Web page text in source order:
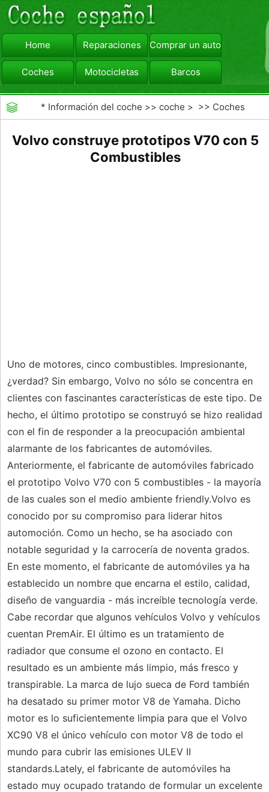
Home Reparaciones Comprar un automóvil
Coches Motocicletas Barcos
viajar Camiones
* Información del coche >>coche > >> Coches
Volvo construye prototipos V70 con 5
Combustibles
Uno de motores, cinco combustibles. Impresionante,
¿verdad? Sin embargo, Volvo no sólo se concentra en
clientes con fascinantes características de este tipo. De
hecho, el último prototipo se construyó se hizo realidad
con el fin de responder a la preocupación ambiental
alarmante de los fabricantes de automóviles.
Anteriormente, el fabricante de automóviles fabricado
el prototipo Volvo V70 con 5 combustibles - la mayoría
de las cuales son el medio ambiente friendly.Volvo es
conocido por su compromiso para liderar hitos
automoción. Como un hecho, se ha asociado con
notable seguridad y la carrocería de noventa grados.
En este momento, el fabricante de automóviles ya ha
establecido un nombre que encarna el estilo, calidad,
diseño de vanguardia - más increíble tecnología verde.
Cabe recordar que algunos vehículos Volvo y vehículos
cuentan PremAir. El último es un tratamiento de
radiador que consume el ozono en contacto. El
resultado es un ambiente más limpio, más fresco y
transpirable. La marca de lujo sueca de Ford también
ha desatado su primer motor V8 de Yamaha. Dicho
motor es lo suficientemente limpia para que el Volvo
XC90 V8 el único vehículo con motor V8 de todo el
mundo para cubrir las emisiones ULEV II
standards.Lately, el fabricante de automóviles ha
estado muy ocupado tratando de formular un excelente